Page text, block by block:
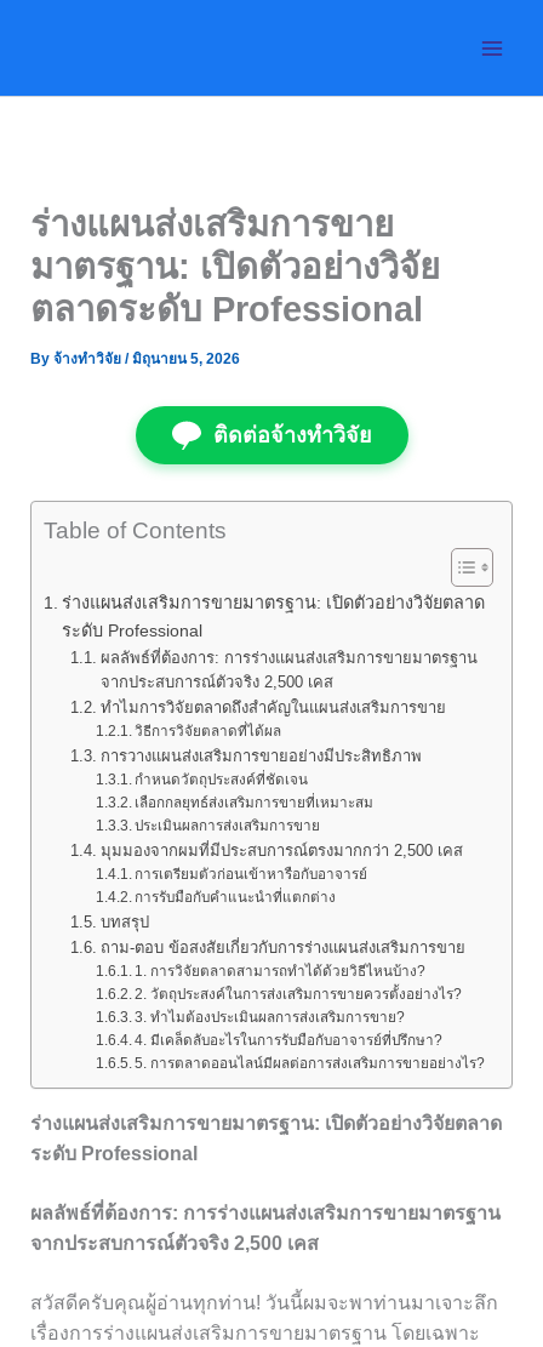
ร่างแผนส่งเสริมการขาย
มาตรฐาน: เปิดตัวอย่างวิจัย
ตลาดระดับ Professional
By จ้างทำวิจัย /มิถุนายน 5, 2026
ติดต่อจ้างทำวิจัย
Table of Contents
ร่างแผนส่งเสริมการขายมาตรฐาน: เปิดตัวอย่างวิจัยตลาด
ระดับ Professional
ผลลัพธ์ที่ต้องการ: การร่างแผนส่งเสริมการขายมาตรฐาน
จากประสบการณ์ตัวจริง 2,500 เคส
ทำไมการวิจัยตลาดถึงสำคัญในแผนส่งเสริมการขาย
วิธีการวิจัยตลาดที่ได้ผล
การวางแผนส่งเสริมการขายอย่างมีประสิทธิภาพ
กำหนดวัตถุประสงค์ที่ชัดเจน
เลือกกลยุทธ์ส่งเสริมการขายที่เหมาะสม
ประเมินผลการส่งเสริมการขาย
มุมมองจากผมที่มีประสบการณ์ตรงมากกว่า 2,500 เคส
การเตรียมตัวก่อนเข้าหารือกับอาจารย์
การรับมือกับคำแนะนำที่แตกต่าง
บทสรุป
ถาม-ตอบ ข้อสงสัยเกี่ยวกับการร่างแผนส่งเสริมการขาย
1. การวิจัยตลาดสามารถทำได้ด้วยวิธีไหนบ้าง?
2. วัตถุประสงค์ในการส่งเสริมการขายควรตั้งอย่างไร?
3. ทำไมต้องประเมินผลการส่งเสริมการขาย?
4. มีเคล็ดลับอะไรในการรับมือกับอาจารย์ที่ปรึกษา?
5. การตลาดออนไลน์มีผลต่อการส่งเสริมการขายอย่างไร?
ร่างแผนส่งเสริมการขายมาตรฐาน: เปิดตัวอย่างวิจัยตลาด
ระดับ Professional
ผลลัพธ์ที่ต้องการ: การร่างแผนส่งเสริมการขายมาตรฐาน
จากประสบการณ์ตัวจริง 2,500 เคส
สวัสดีครับคุณผู้อ่านทุกท่าน! วันนี้ผมจะพาท่านมาเจาะลึก
เรื่องการร่างแผนส่งเสริมการขายมาตรฐาน โดยเฉพาะ